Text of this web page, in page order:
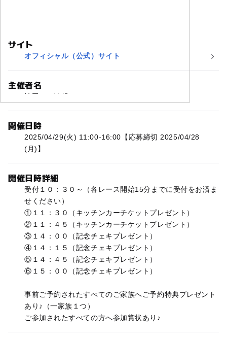
サイト
オフィシャル（公式）サイト
主催者名
埼玉ママ情報
開催日時
2025/04/29(火) 11:00-16:00【応募締切 2025/04/28
(月)】
開催日時詳細
受付１０：３０～（各レース開始15分までに受付をお済ま
せください）
①１１：３０（キッチンカーチケットプレゼント）
②１１：４５（キッチンカーチケットプレゼント）
③１４：００（記念チェキプレゼント）
④１４：１５（記念チェキプレゼント）
⑤１４：４５（記念チェキプレゼント）
⑥１５：００（記念チェキプレゼント）
事前ご予約されたすべてのご家族へご予約特典プレゼント
あり♪（一家族１つ）
ご参加されたすべての方へ参加賞状あり♪